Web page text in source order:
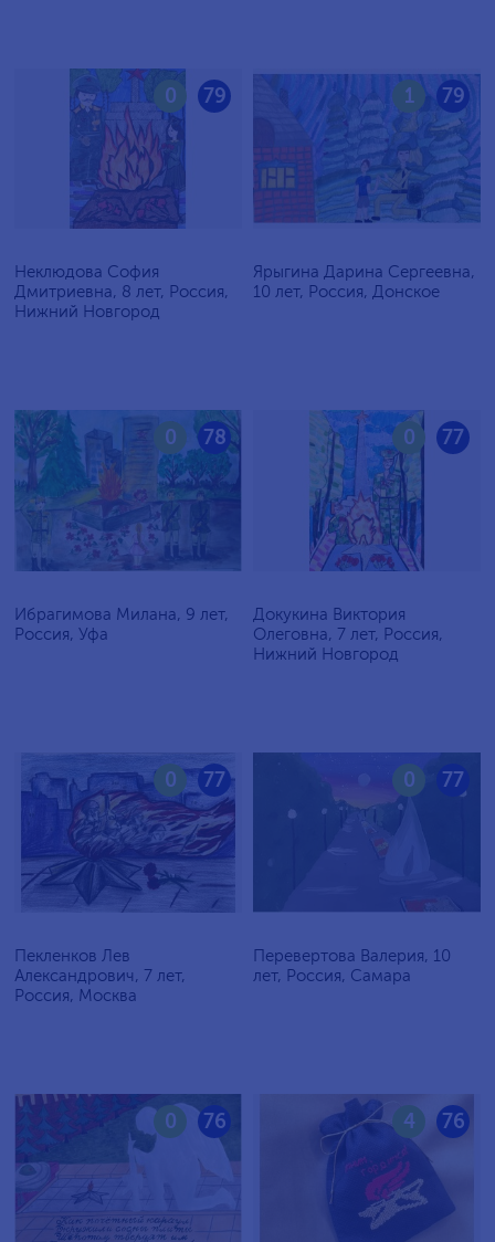
79
0
Неклюдова София
Дмитриевна, 8 лет, Россия,
Нижний Новгород
79
1
Ярыгина Дарина Сергеевна,
10 лет, Россия, Донское
78
0
Ибрагимова Милана, 9 лет,
Россия, Уфа
77
0
Докукина Виктория
Олеговна, 7 лет, Россия,
Нижний Новгород
77
0
Пекленков Лев
Александрович, 7 лет,
Россия, Москва
77
0
Перевертова Валерия, 10
лет, Россия, Самара
76
0 76
4